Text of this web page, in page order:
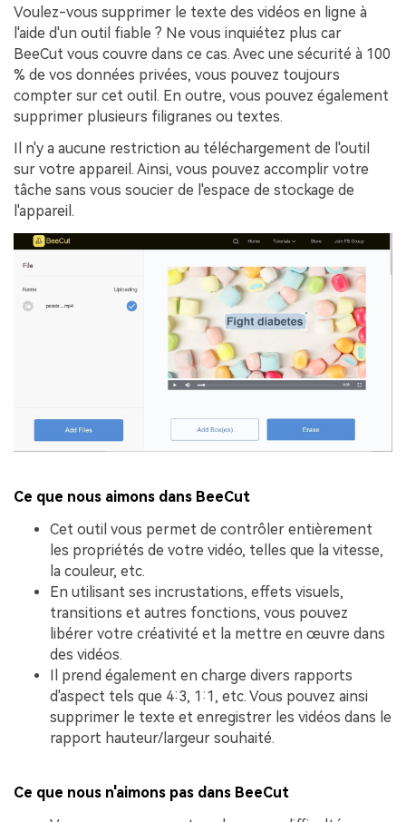
Voulez-vous supprimer le texte des vidéos en ligne à
l'aide d'un outil fiable ? Ne vous inquiétez plus car
BeeCut vous couvre dans ce cas. Avec une sécurité à 100
% de vos données privées, vous pouvez toujours
compter sur cet outil. En outre, vous pouvez également
supprimer plusieurs filigranes ou textes.
Il n'y a aucune restriction au téléchargement de l'outil
sur votre appareil. Ainsi, vous pouvez accomplir votre
tâche sans vous soucier de l'espace de stockage de
l'appareil.
Ce que nous aimons dans BeeCut
Cet outil vous permet de contrôler entièrement
les propriétés de votre vidéo, telles que la vitesse,
la couleur, etc.
En utilisant ses incrustations, effets visuels,
transitions et autres fonctions, vous pouvez
libérer votre créativité et la mettre en œuvre dans
des vidéos.
Il prend également en charge divers rapports
d'aspect tels que 4:3, 1:1, etc. Vous pouvez ainsi
supprimer le texte et enregistrer les vidéos dans le
rapport hauteur/largeur souhaité.
Ce que nous n'aimons pas dans BeeCut